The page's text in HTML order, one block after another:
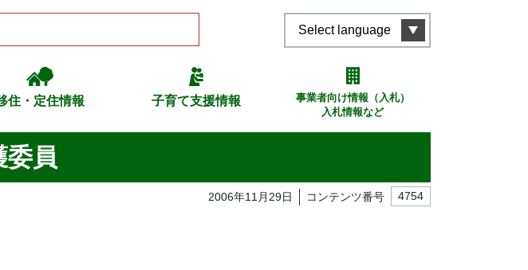
Select language
住・定住情報 子育て支援情報
事業者向け情報（入札）
入札情報など
員
2006年11月29日 コンテンツ番号 4754